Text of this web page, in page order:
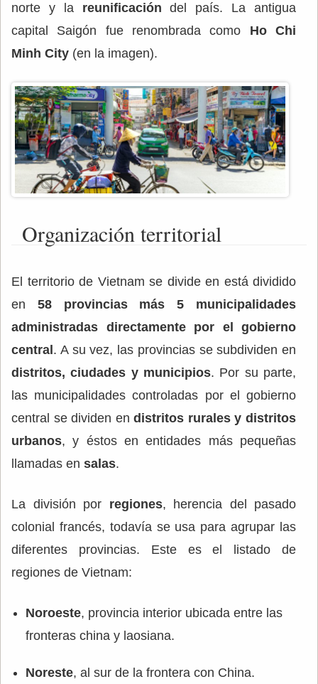
norte y la reunificación del país. La antigua
capital Saigón fue renombrada como Ho Chi
Minh City (en la imagen).
Organización territorial
El territorio de Vietnam se divide en está dividido
en 58 provincias más 5 municipalidades
administradas directamente por el gobierno
central . A su vez, las provincias se subdividen en
distritos, ciudades y municipios. Por su parte,
las municipalidades controladas por el gobierno
central se dividen en distritos rurales y distritos
urbanos, y éstos en entidades más pequeñas
llamadas en salas.
La división por regiones, herencia del pasado
colonial francés, todavía se usa para agrupar las
diferentes provincias. Este es el listado de
regiones de Vietnam:
Noroeste, provincia interior ubicada entre las
fronteras china y laosiana.
Noreste, al sur de la frontera con China.